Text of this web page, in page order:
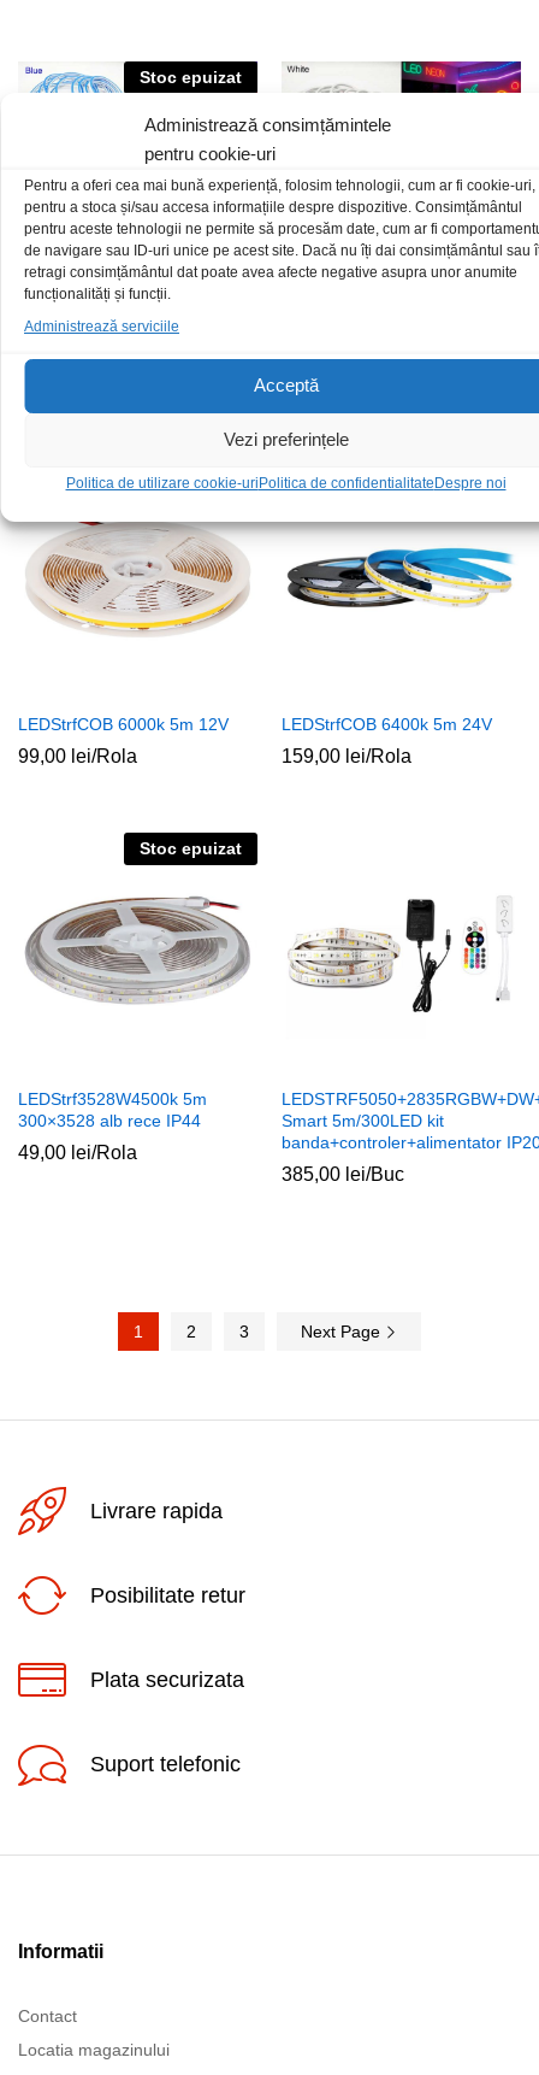
Administrează consimțămintele
pentru cookie-uri
Pentru a oferi cea mai bună experiență, folosim tehnologii, cum ar fi cookie-uri,
pentru a stoca și/sau accesa informațiile despre dispozitive. Consimțământul
pentru aceste tehnologii ne permite să procesăm date, cum ar fi
de navigare sau ID-uri unice pe acest site. Dacă nu îți dai consimțământul sau
retragi consimțământul dat poate avea afecte negative asupra unor anumite
funcționalități și funcții.
Administrează serviciile
Acceptă
Vezi preferințele
Politica de utilizare cookie-uriPolitica de confidentialitateDespre noi
Stoc epuizat
Banda LED decor 2835 5M
31,00
LEDStrfCOB 6000k 5m 12V
99,00 lei/Rola
LEDStrfCOB 6400k 5m 24V
159,00 lei/Rola
Stoc epuizat
LEDStrf3528W4500k 5m
300×3528 alb rece IP44
49,00 lei/Rola
Smart 5m/300LED kit
banda+controler+alimentator
385,00 lei/Buc
1 2 3 Next Page
Livrare rapida
Posibilitate retur
Plata securizata
Suport telefonic
Informatii
Contact
Locatia magazinului